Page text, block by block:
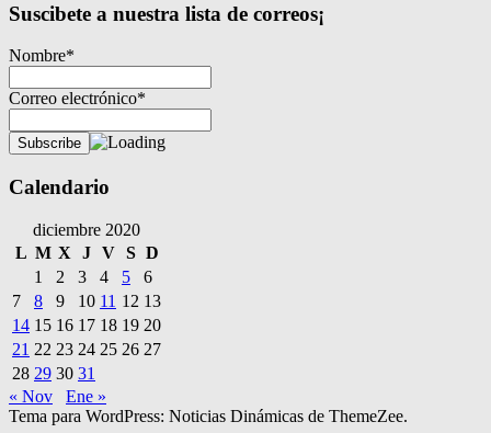
Suscibete a nuestra lista de correos¡
Nombre*
Correo electrónico*
Calendario
diciembre 2020
L M X J V S D
1
2 3 4 5
6
7
8 9 10 11 12 13
14 15 16 17 18 19 20
21 22 23 24 25 26 27
28 29 30 31
« Nov
Ene »
Tema para WordPress: Noticias Dinámicas de ThemeZee.